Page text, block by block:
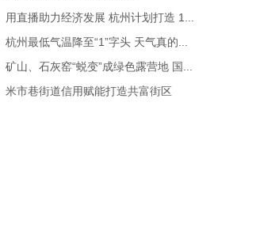
用直播助力经济发展 杭州计划打造 1...
杭州最低气温降至“1”字头 天气真的...
矿山、石灰窑“蜕变”成绿色露营地 国...
米市巷街道信用赋能打造共富街区